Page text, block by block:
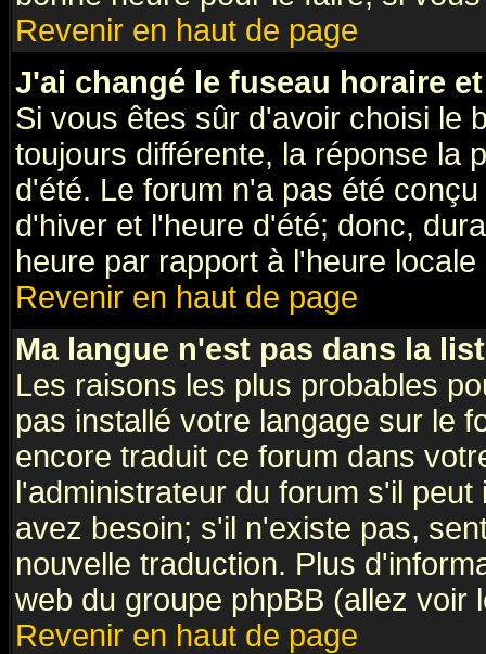
Revenir en haut de page
J'ai changé le fuseau horaire
Si vous êtes sûr d'avoir choisi le
toujours différente, la réponse la
d'été. Le forum n'a pas été
d'hiver et l'heure d'été; donc,
heure par rapport à l'heure locale
Revenir en haut de page
Ma langue n'est pas dans la
Les raisons les plus probables
pas installé votre langage sur le
encore traduit ce forum dans
l'administrateur du forum s'il
avez besoin; s'il n'existe pas,
nouvelle traduction. Plus
web du groupe phpBB (allez voir
Revenir en haut de page